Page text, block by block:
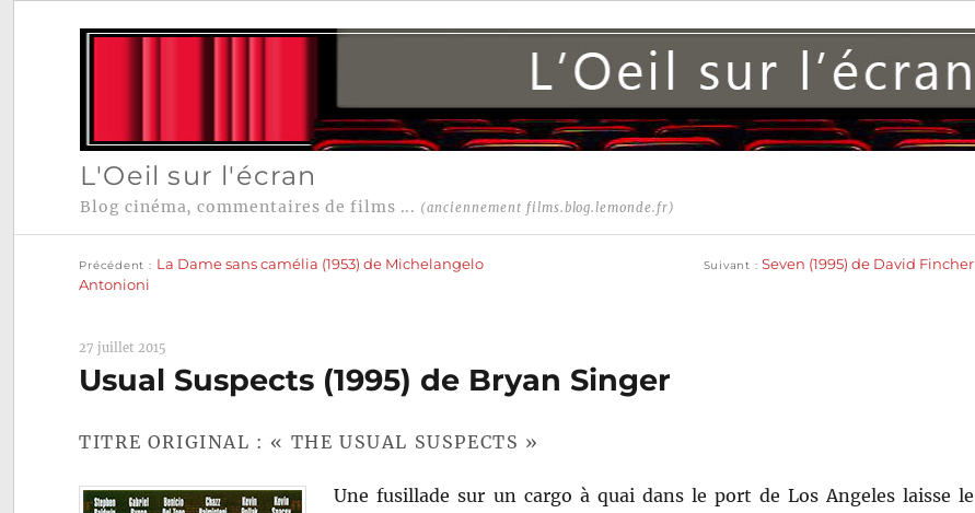
L'Oeil sur l'écran
Blog cinéma, commentaires de films ... (anciennement films.blog.lemonde.fr)
Navigation
de
Précédent
La Dame sans camélia (1953) de Michelangelo
Antonioni
Suivant Seven (1995) de David Fincher
27 juillet 2015
Usual Suspects (1995) de Bryan Singer
TITRE ORIGINAL : « THE USUAL SUSPECTS »
Une fusillade sur un cargo à quai dans le port de Los Angeles laisse le